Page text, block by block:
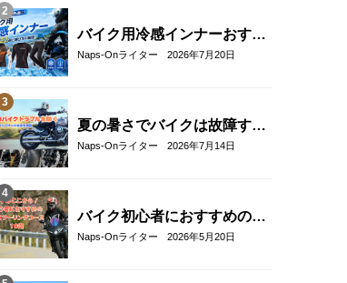
バイク用冷感インナーおすす
め22選！夏のツーリングを快
Naps-Onライター 2026年7月20日
夏の暑さでバイクは故障す
る？起こりやすいトラブルと
Naps-Onライター 2026年7月14日
バイク初心者におすすめの関
東近郊ツーリングコース10選
Naps-Onライター 2026年5月20日